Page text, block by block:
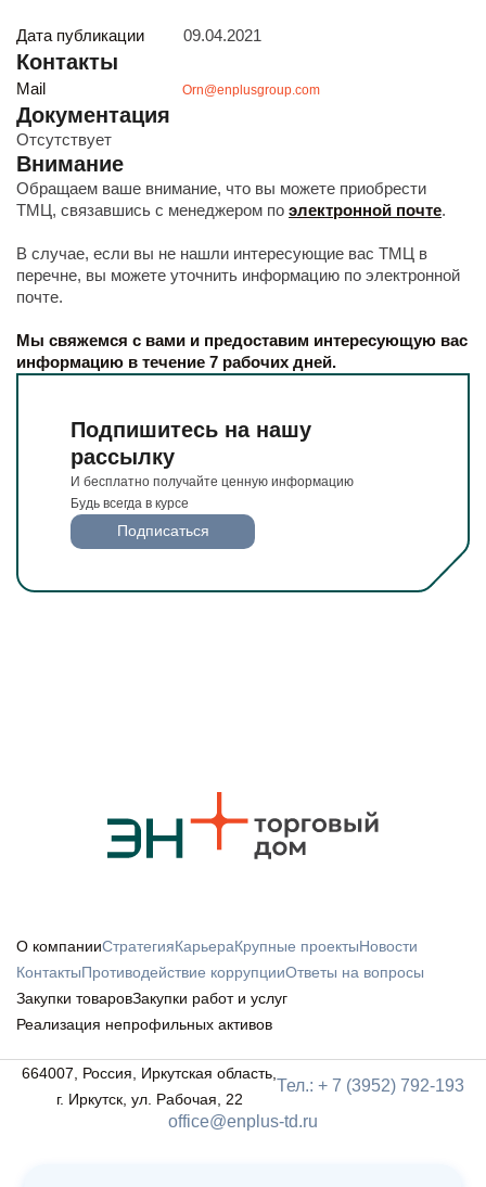
office@enplus-td.ru
Режим работы (UTC+8)
Перерыв на обед с 12 до 13 часов
ПОДПИШИТЕСЬ НА НАШУ РАССЫЛКУ
И бесплатно получайте ценную информацию
Будьте всегда в курсе
Подписаться
Дата публикации 09.04.2021
Контакты
Mail Orn@enplusgroup.com
Документация
Отсутствует
Внимание
Обращаем ваше внимание, что вы можете приобрести
ТМЦ, связавшись с менеджером по электронной почте.
В случае, если вы не нашли интересующие вас ТМЦ в
перечне, вы можете уточнить информацию по электронной
почте.
Мы свяжемся с вами и предоставим интересующую вас
информацию в течение 7 рабочих дней.
Подпишитесь на нашу
рассылку
И бесплатно получайте ценную информацию
Будь всегда в курсе
Подписаться
О компанииСтратегияКарьераКрупные проектыНовости
КонтактыПротиводействие коррупцииОтветы на вопросы
Закупки товаровЗакупки работ и услуг
Реализация непрофильных активов
664007, Россия, Иркутская область,
г. Иркутск, ул. Рабочая, 22
Тел.: + 7 (3952) 792-193
office@enplus-td.ru